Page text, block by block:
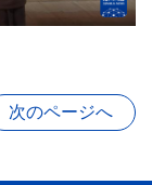
次のページへ